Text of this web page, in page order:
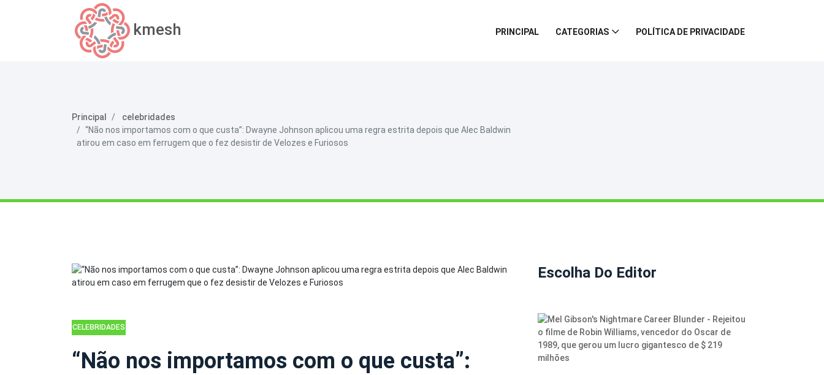
kmesh PRINCIPAL CATEGORIAS POLÍTICA DE PRIVACIDADE
Principal
celebridades
“Não nos importamos com o que custa”: Dwayne Johnson aplicou uma regra estrita depois que Alec Baldwin
atirou em caso em ferrugem que o fez desistir de Velozes e Furiosos
CELEBRIDADES
“Não nos importamos com o que custa”:
Escolha Do Editor